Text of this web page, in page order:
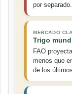
por separado.
MERCADO
Trigo
FAO
menos que
de los